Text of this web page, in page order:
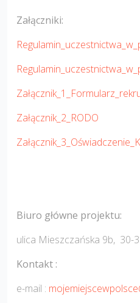
Załączniki:
Załącznik_2_RODO
Biuro główne projektu:
ulica Mieszczańska 9b, 30-
Kontakt :
e-mail :